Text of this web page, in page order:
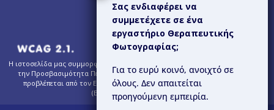
Η ιστοσελίδα μας συμμορφώνεται εν μέρει με τις Κατευθυντήριες Οδηγίες για
την Προσβασιμότητα Περιεχομένου Ιστού (WCAG) 2.1 – Επίπεδο AA, όπως
προβλέπεται από τον Ευρωπαϊκό Κανονισμό για την Προσβασιμότητα
(European Accessibility Act).
Σας ενδιαφέρει να
συμμετέχετε σε ένα
εργαστήριο Θεραπευτικής
Φωτογραφίας;
Για το ευρύ κοινό, ανοιχτό σε
όλους. Δεν απαιτείται
προηγούμενη εμπειρία.